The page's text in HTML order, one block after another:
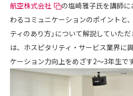
航空株式会社
の塩崎雅子氏を講師
わるコミュニケーションのポイントと
ティのあり方」について解説していた
は、ホスピタリティ・サービス業界に
ケーション力向上をめざす2～3年生です